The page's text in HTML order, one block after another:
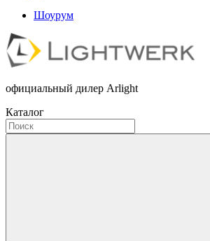
Шоурум
официальный дилер Arlight
Каталог